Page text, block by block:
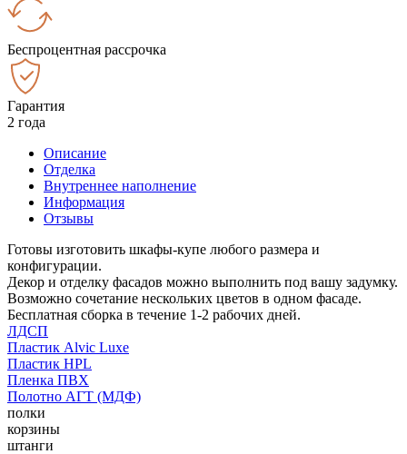
Беспроцентная рассрочка
Гарантия
2 года
Описание
Отделка
Внутреннее наполнение
Информация
Отзывы
Готовы изготовить шкафы-купе любого размера и
конфигурации.
Декор и отделку фасадов можно выполнить под вашу задумку.
Возможно сочетание нескольких цветов в одном фасаде.
Бесплатная сборка в течение 1-2 рабочих дней.
ЛДСП
Пластик Alvic Luxe
Пластик HPL
Пленка ПВХ
Полотно АГТ (МДФ)
полки
корзины
штанги